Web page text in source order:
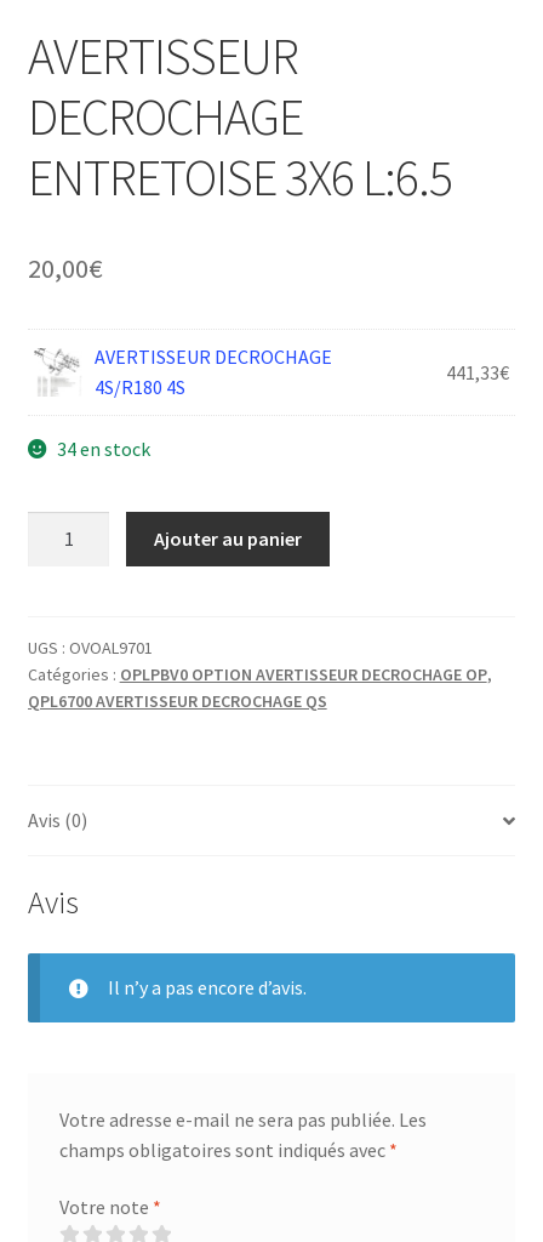
AVERTISSEUR
DECROCHAGE
ENTRETOISE 3X6 L:6.5
20,00€
AVERTISSEUR DECROCHAGE
4S/R180 4S
441,33€
34 en stock
ENTRETOISE
3X6
L:6.5
Ajouter au panier
UGS : OVOAL9701
Catégories : OPLPBV0 OPTION AVERTISSEUR DECROCHAGE OP,
QPL6700 AVERTISSEUR DECROCHAGE QS
Avis (0)
Avis
Il n’y a pas encore d’avis.
Votre adresse e-mail ne sera pas publiée. Les
champs obligatoires sont indiqués avec *
Votre note *